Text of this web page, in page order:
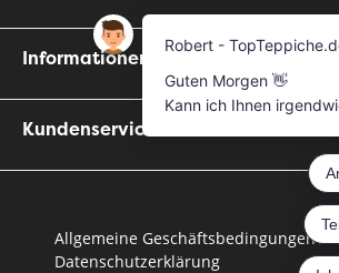
Informationen
Kundenservice
Allgemeine Geschäftsbedingungen
Datenschutzerklärung